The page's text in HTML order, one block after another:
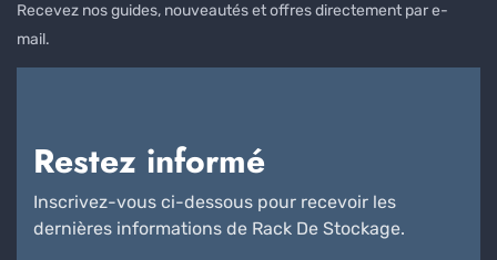
Recevez nos guides, nouveautés et offres directement par e-
mail.
Restez informé
Inscrivez-vous ci-dessous pour recevoir les
dernières informations de Rack De Stockage.